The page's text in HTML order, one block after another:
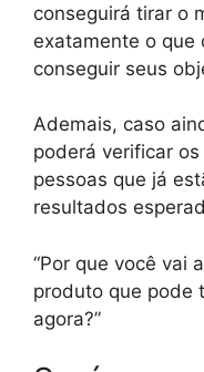
conseguirá tirar o
exatamente o que
conseguir seus
Ademais, caso
poderá verificar os
pessoas que já
resultados
“Por que você vai
produto que pode
agora?”